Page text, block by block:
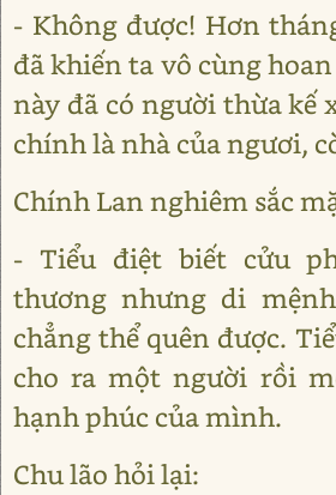
- Không được! Hơn
đã khiến ta vô cùng
này đã có người thừa kế
chính là nhà của ngươi,
Chính Lan nghiêm sắc
- Tiểu điệt biết cửu
thương nhưng di
chẳng thể quên được.
cho ra một người rồi
hạnh phúc của mình.
Chu lão hỏi lại: